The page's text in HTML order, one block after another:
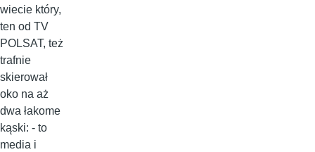
wiecie który,
ten od TV
POLSAT, też
trafnie
skierował
oko na aż
dwa łakome
kąski: - to
media i